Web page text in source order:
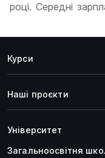
році. Середні
росту та
Курси
Наші проєкти
Університет
Загальноосвiтня